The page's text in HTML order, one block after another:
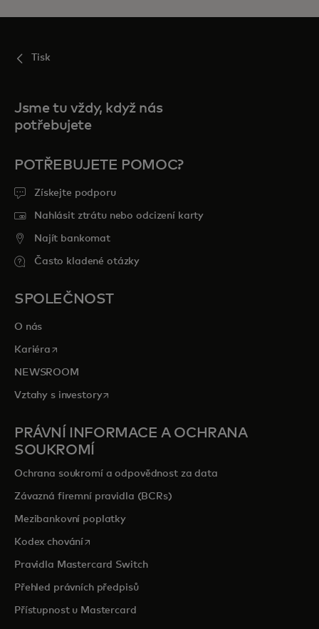
Tisk
Jsme tu vždy, když nás
potřebujete
POTŘEBUJETE POMOC?
Získejte podporu
Nahlásit ztrátu nebo odcizení karty
Najít bankomat
Často kladené otázky
SPOLEČNOST
O nás
Kariéra opens in a new tab
NEWSROOM
Vztahy s investoryopens in a new tab
PRÁVNÍ INFORMACE A OCHRANA
SOUKROMÍ
Ochrana soukromí a odpovědnost za data
Závazná firemní pravidla (BCRs)
Mezibankovní poplatky
Kodex chováníopens in a new tab
Pravidla Mastercard Switch
Přehled právních předpisů
Přístupnost u Mastercard